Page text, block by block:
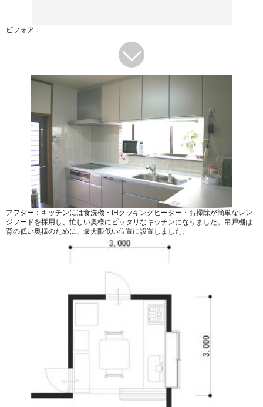
ビフォア：
アフター：キッチンには食洗機・IHクッキングヒーター・お掃除が簡単なレン
ジフードを採用し、忙しい奥様にピッタリなキッチンになりました。吊戸棚は
背の低い奥様のために、最大限低い位置に設置しました。